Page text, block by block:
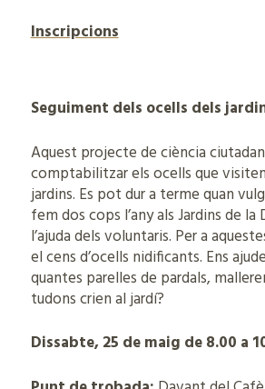
Inscripcions
Seguiment dels ocells dels
Aquest projecte de ciència
comptabilitzar els ocells que
jardins. Es pot dur a terme quan
fem dos cops l’any als Jardins de la
l’ajuda dels voluntaris. Per a
el cens d’ocells nidificants. Ens
quantes parelles de pardals,
tudons crien al jardí?
Dissabte, 25 de maig de 8.00 a